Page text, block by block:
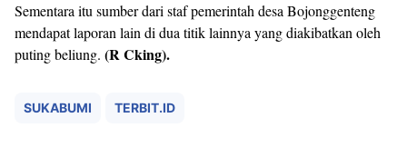
Sementara itu sumber dari staf pemerintah desa Bojonggenteng
mendapat laporan lain di dua titik lainnya yang diakibatkan oleh
puting beliung. (R Cking).
SUKABUMI TERBIT.ID